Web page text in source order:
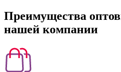
Преимущества
нашей компании